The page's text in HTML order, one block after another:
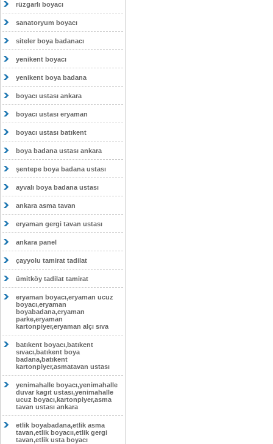
rüzgarlı boyacı
sanatoryum boyacı
siteler boya badanacı
yenikent boyacı
yenikent boya badana
boyacı ustası ankara
boyacı ustası eryaman
boyacı ustası batıkent
boya badana ustası ankara
şentepe boya badana ustası
ayvalı boya badana ustası
ankara asma tavan
eryaman gergi tavan ustası
ankara panel
çayyolu tamirat tadilat
ümitköy tadilat tamirat
eryaman boyacı,eryaman ucuz
boyacı,eryaman
boyabadana,eryaman
parke,eryaman
kartonpiyer,eryaman alçı sıva
batıkent boyacı,batıkent
sıvacı,batıkent boya
badana,batıkent
kartonpiyer,asmatavan ustası
yenimahalle boyacı,yenimahalle
duvar kagıt ustası,yenimahalle
ucuz boyacı,kartonpiyer,asma
tavan ustası ankara
etlik boyabadana,etlik asma
tavan,etlik boyacıı,etlik gergi
tavan,etlik usta boyacı